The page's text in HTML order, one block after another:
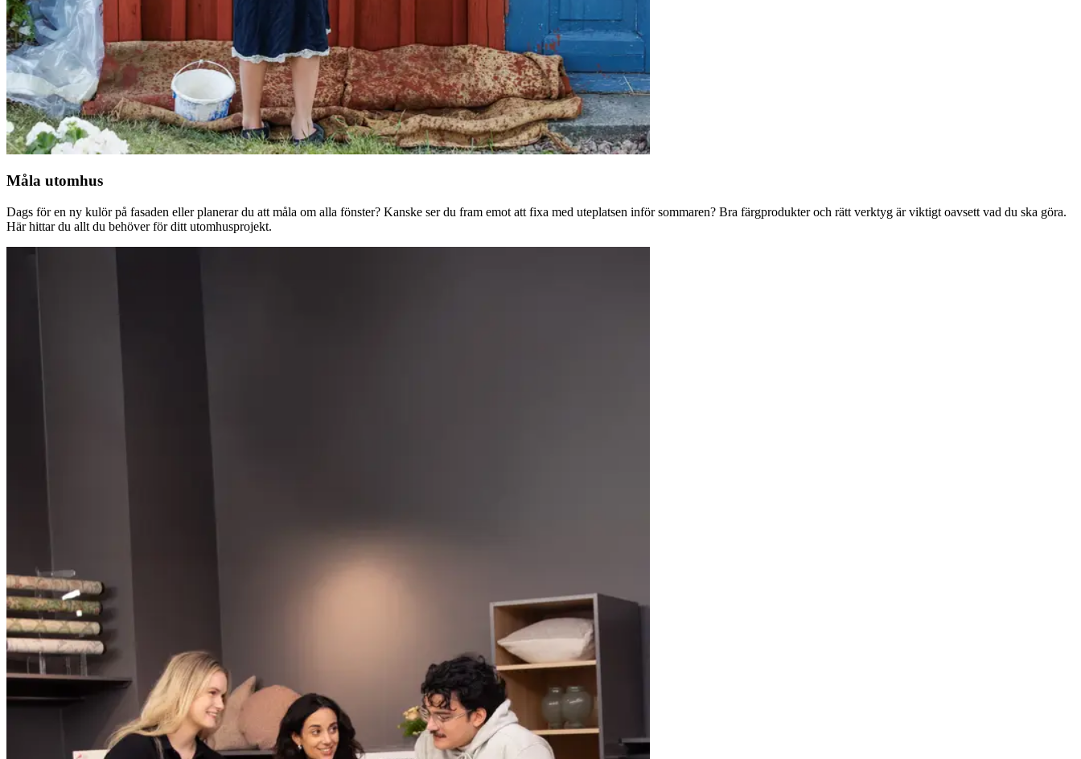
Måla utomhus
Dags för en ny kulör på fasaden eller planerar du att måla om alla fönster? Kanske ser du fram emot att fixa med uteplatsen inför sommaren? Bra färgprodukter och rätt verktyg är viktigt oavsett vad du ska göra.
Här hittar du allt du behöver för ditt utomhusprojekt.